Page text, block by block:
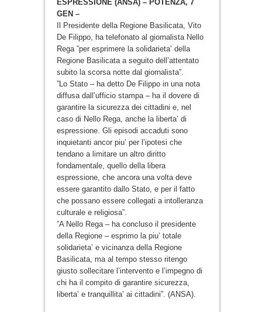
ESPRESSIONE (ANSA) – POTENZA, 7
GEN –
Il Presidente della Regione Basilicata, Vito
De Filippo, ha telefonato al giornalista Nello
Rega ”per esprimere la solidarieta’ della
Regione Basilicata a seguito dell’attentato
subito la scorsa notte dal giornalista”.
”Lo Stato – ha detto De Filippo in una nota
diffusa dall’ufficio stampa – ha il dovere di
garantire la sicurezza dei cittadini e, nel
caso di Nello Rega, anche la liberta’ di
espressione. Gli episodi accaduti sono
inquietanti ancor piu’ per l’ipotesi che
tendano a limitare un altro diritto
fondamentale, quello della libera
espressione, che ancora una volta deve
essere garantito dallo Stato, e per il fatto
che possano essere collegati a intolleranza
culturale e religiosa”.
”A Nello Rega – ha concluso il presidente
della Regione – esprimo la piu’ totale
solidarieta’ e vicinanza della Regione
Basilicata, ma al tempo stesso ritengo
giusto sollecitare l’intervento e l’impegno di
chi ha il compito di garantire sicurezza,
liberta’ e tranquillita’ ai cittadini”. (ANSA).